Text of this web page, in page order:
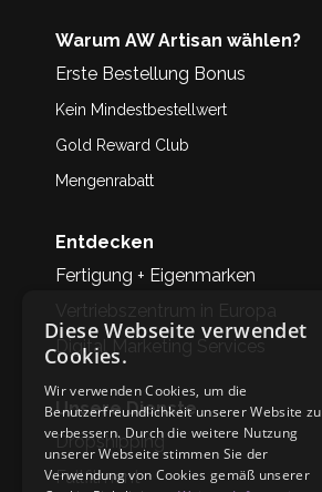
Warum AW Artisan wählen?
Erste Bestellung Bonus
Kein Mindestbestellwert
Gold Reward Club
Mengenrabatt
Entdecken
Fertigung + Eigenmarken
Vertriebszentrum in Europa
Digital Marketing Services
Unsere Dienste
Dropshipping
Fullfilment
Diese Webseite verwendet
Cookies.
Wir verwenden Cookies, um die
Benutzerfreundlichkeit unserer Website zu
verbessern. Durch die weitere Nutzung
unserer Webseite stimmen Sie der
Verwendung von Cookies gemäß unserer